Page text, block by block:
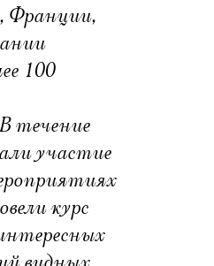
Франции,
100
течение
участие
курс